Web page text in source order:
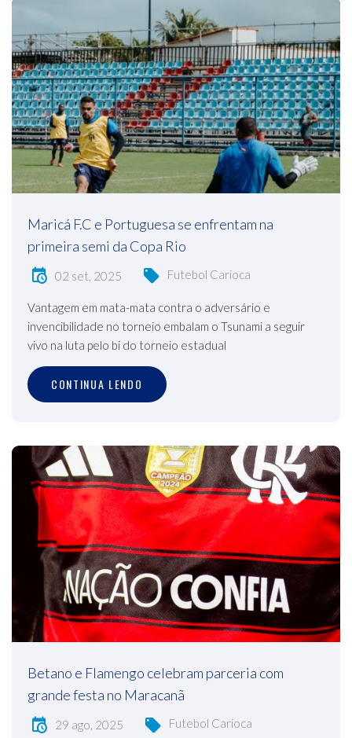
Maricá F.C e Portuguesa se enfrentam na
primeira semi da Copa Rio
02 set, 2025 Futebol Carioca
Vantagem em mata-mata contra o adversário e
invencibilidade no torneio embalam o Tsunami a seguir
vivo na luta pelo bi do torneio estadual
CONTINUA LENDO
Betano e Flamengo celebram parceria com
grande festa no Maracanã
29 ago, 2025 Futebol Carioca